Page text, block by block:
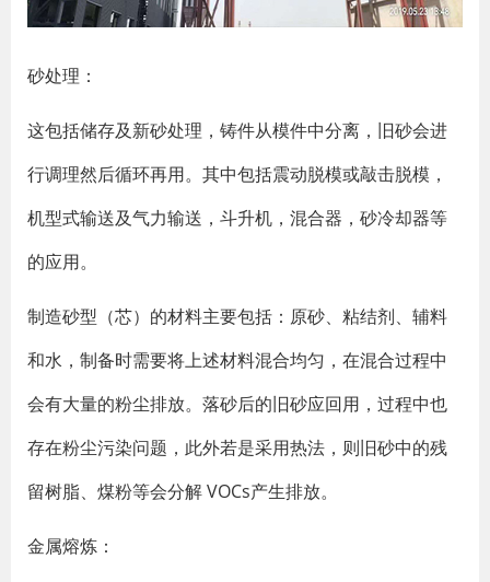
砂处理：
这包括储存及新砂处理，铸件从模件中分离，旧砂会进
行调理然后循环再用。其中包括震动脱模或敲击脱模，
机型式输送及气力输送，斗升机，混合器，砂冷却器等
的应用。
制造砂型（芯）的材料主要包括：原砂、粘结剂、辅料
和水，制备时需要将上述材料混合均匀，在混合过程中
会有大量的粉尘排放。落砂后的旧砂应回用，过程中也
存在粉尘污染问题，此外若是采用热法，则旧砂中的残
留树脂、煤粉等会分解 VOCs产生排放。
金属熔炼：